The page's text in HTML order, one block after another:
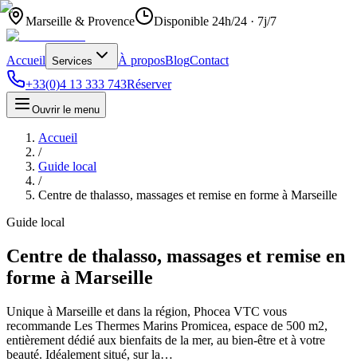
Marseille & Provence Disponible 24h/24 · 7j/7
Accueil Services À proposBlogContact
+33(0)4 13 333 743Réserver
Ouvrir le menu
Accueil
/
Guide local
/
Centre de thalasso, massages et remise en forme à Marseille
Guide local
Centre de thalasso, massages et remise en
forme à Marseille
Unique à Marseille et dans la région, Phocea VTC vous
recommande Les Thermes Marins Promicea, espace de 500 m2,
entièrement dédié aux bienfaits de la mer, au bien-être et à votre
beauté. Idéalement situé, sur la…